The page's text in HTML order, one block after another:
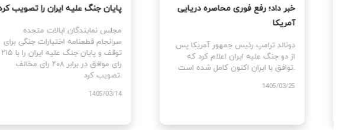
خبر داد؛ رفع فوری محاصره دریایی
آمریکا
دونالد ترامپ رئیس جمهور آمریکا پس
از دو جنگ علیه ایران اعلام کرد که
توافق با ایران اکنون کامل شده است.
1405/03/25
پایان جنگ علیه ایران را تصویب
مجلس نمایندگان ایالات متحده
سرانجام قطعنامه اختیارات جنگی
رای موافق در برابر ۲۰۸ رای مخالف
تصویب کرد.
1405/03/14